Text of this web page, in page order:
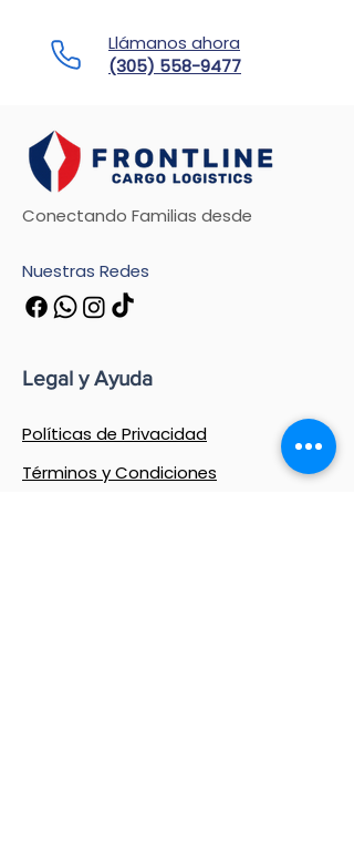
Llámanos ahora
(305) 558-9477
Conectando Familias desde
Nuestras Redes
Legal y Ayuda
Políticas de Privacidad
Términos y Condiciones